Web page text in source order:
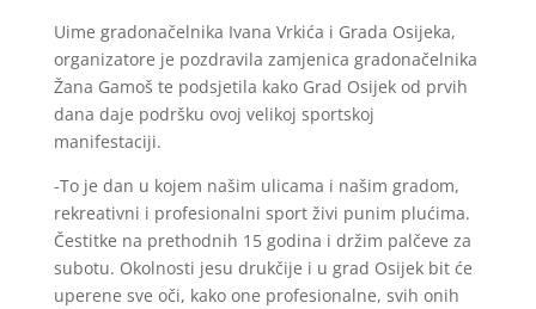
Uime gradonačelnika Ivana Vrkića i Grada Osijeka,
organizatore je pozdravila zamjenica gradonačelnika
Žana Gamoš te podsjetila kako Grad Osijek od prvih
dana daje podršku ovoj velikoj sportskoj
manifestaciji.
-To je dan u kojem našim ulicama i našim gradom,
rekreativni i profesionalni sport živi punim plućima.
Čestitke na prethodnih 15 godina i držim palčeve za
subotu. Okolnosti jesu drukčije i u grad Osijek bit će
uperene sve oči, kako one profesionalne, svih onih